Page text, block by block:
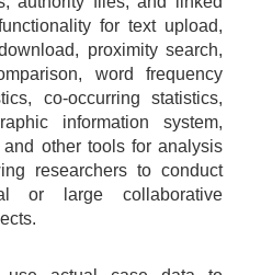
for text upload,
proximity search,
word frequency
co-occurring statistics,
information system,
other tools for analysis
researchers to conduct
or large collaborative